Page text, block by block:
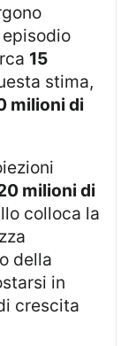
15
stima,
milioni di
milioni di
colloca la
della
in
crescita